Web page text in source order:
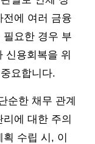
에 여러 금융
요한 경우 부
신용회복을 위
요합니다.
순한 채무 관계
에 대한 주의
수립 시, 이